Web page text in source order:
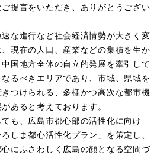
提言をいただき、ありがとうござい
な進行など社会経済情勢が大きく変
現在の人口、産業などの集積を生か
国地方全体の自立的発展を牽引して
るべきエリアであり、市域、県域を
つけられる、多様かつ高次な都市機
あると考えております。
も、広島市都心部の活性化に向け
しま都心活性化プラン」を策定し、
にふさわしく広島の顔となる空間づ